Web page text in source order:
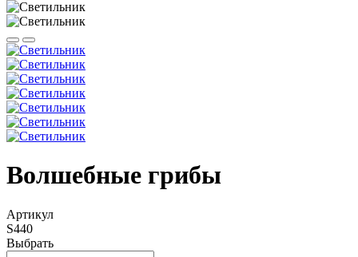
Волшебные грибы
Артикул
S440
Выбрать